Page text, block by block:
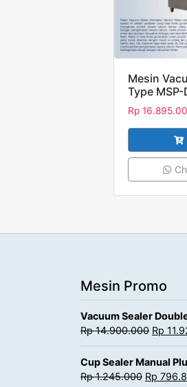
Mesin
Type
Rp
Mesin Promo
Vacuum Sealer
Rp14.900.000 Rp
Cup Sealer Manual
Rp1.245.000 Rp